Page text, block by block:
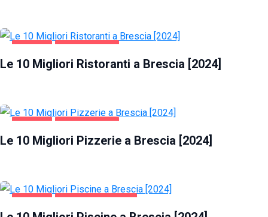
Le 10 Migliori Ristoranti a Brescia [2024]
Le 10 Migliori Pizzerie a Brescia [2024]